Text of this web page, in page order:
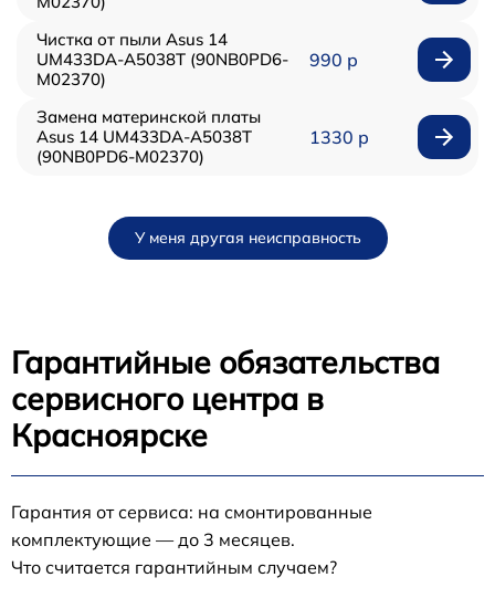
Чистка от пыли Asus 14
UM433DA-A5038T (90NB0PD6-
M02370)
990 р
Замена материнской платы
Asus 14 UM433DA-A5038T
(90NB0PD6-M02370)
1330 р
У меня другая неисправность
Гарантийные обязательства
сервисного центра в
Красноярске
Гарантия от сервиса: на смонтированные
комплектующие — до 3 месяцев.
Что считается гарантийным случаем?